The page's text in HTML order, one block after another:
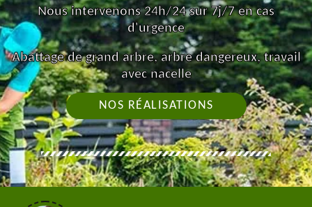
Nous intervenons 24h/24 sur 7j/7 en cas
d'urgence
Abattage de grand arbre, arbre dangereux, travail
avec nacelle
NOS RÉALISATIONS